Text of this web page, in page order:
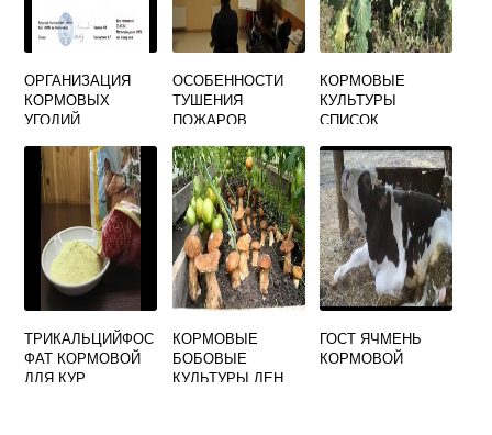
ОРГАНИЗАЦИЯ
КОРМОВЫХ
УГОДИЙ
ОСОБЕННОСТИ
ТУШЕНИЯ
ПОЖАРОВ
ЭЛЕВАТОРНОГО
КОМПЛЕКСА И
КОМБИКОРМОВЫ
Х ПРЕДПРИЯТИЙ
КОРМОВЫЕ
КУЛЬТУРЫ
СПИСОК
ТРИКАЛЬЦИЙФОС
ФАТ КОРМОВОЙ
ДЛЯ КУР
КОРМОВЫЕ
БОБОВЫЕ
КУЛЬТУРЫ ЛЕН
ГОСТ ЯЧМЕНЬ
КОРМОВОЙ